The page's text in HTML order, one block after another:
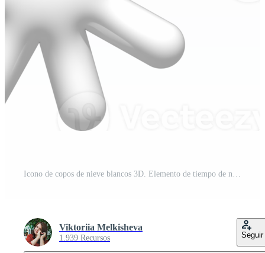
Icono de copos de nieve blancos 3D. Elemento de tiempo de nieve 3d aislado sobre fondo blanco. ilustración de diseño de renderizado 3d de plástico brillante realista para pronóstico, redes sociales o decoración navideña. PNG Pro
Viktoriia Melkisheva
1.939 Recursos Seguir